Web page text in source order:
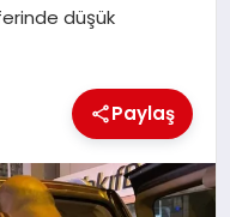
düşük
Paylaş